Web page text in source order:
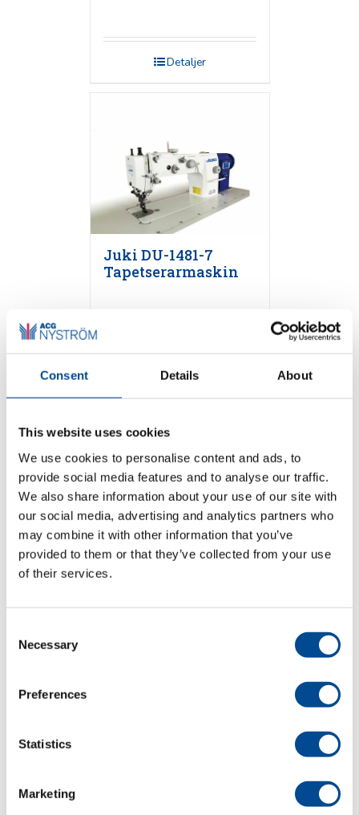
Consent Details About
This website uses cookies
We use cookies to personalise content and ads, to
provide social media features and to analyse our traffic.
We also share information about your use of our site with
our social media, advertising and analytics partners who
may combine it with other information that you’ve
provided to them or that they’ve collected from your use
of their services.
Selection
Necessary
Preferences
Statistics
Marketing
Detaljer
Juki DU-1481-7
Tapetserarmaskin
Juki DLN-9010A
nålmatning
Detaljer